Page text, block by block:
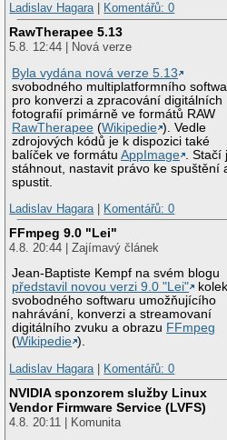
Ladislav Hagara| Komentářů: 0
RawTherapee 5.13
5.8. 12:44 | Nová verze
Byla vydána nová verze 5.13
svobodného multiplatformního
pro konverzi a zpracování digitálních
fotografií primárně ve formátů RAW
RawTherapee (Wikipedie ). Vedle
zdrojových kódů je k dispozici také
balíček ve formátuAppImage
. Stačí
stáhnout, nastavit právo ke spuštění
spustit.
Ladislav Hagara| Komentářů: 0
FFmpeg 9.0 "Lei"
4.8. 20:44 | Zajímavý článek
Jean-Baptiste Kempf na svém blogu
představil novou verzi 9.0 "Lei"
svobodného softwaru umožňujícího
nahrávání, konverzi a streamovaní
digitálního zvuku a obrazu FFmpeg
(Wikipedie ).
Ladislav Hagara| Komentářů: 0
NVIDIA sponzorem služby Linux
Vendor Firmware Service (LVFS)
4.8. 20:11 | Komunita